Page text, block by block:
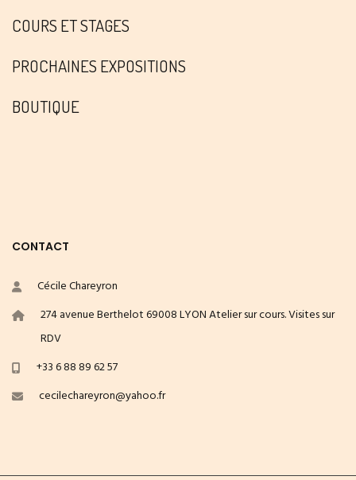
COURS ET STAGES
PROCHAINES EXPOSITIONS
BOUTIQUE
CONTACT
Cécile Chareyron
274 avenue Berthelot 69008 LYON Atelier sur cours. Visites sur
RDV
+33 6 88 89 62 57
cecilechareyron@yahoo.fr